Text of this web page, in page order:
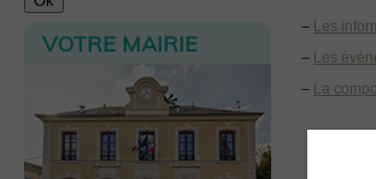
VOTRE MAIRIE
– Les
– Les
– La